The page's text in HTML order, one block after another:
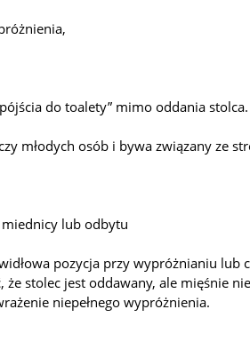
do toalety” mimo oddania stolca.
młodych osób i bywa związany ze
lub odbytu
pozycja przy wypróżnianiu lub
że stolec jest oddawany, ale mięśnie
niepełnego wypróżnienia.